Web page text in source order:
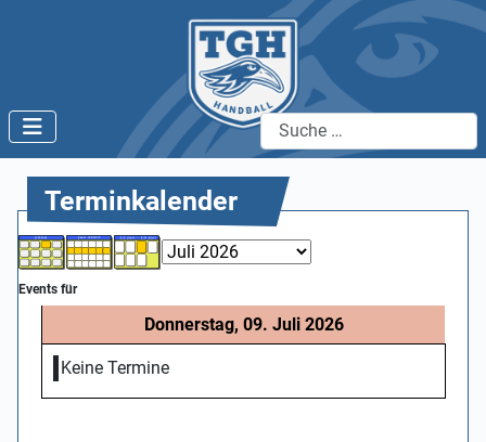
Suchen
Terminkalender
Events für
Donnerstag, 09. Juli 2026
Keine Termine